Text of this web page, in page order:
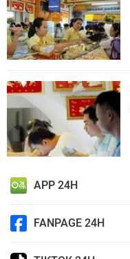
APP 24H
FANPAGE 24H